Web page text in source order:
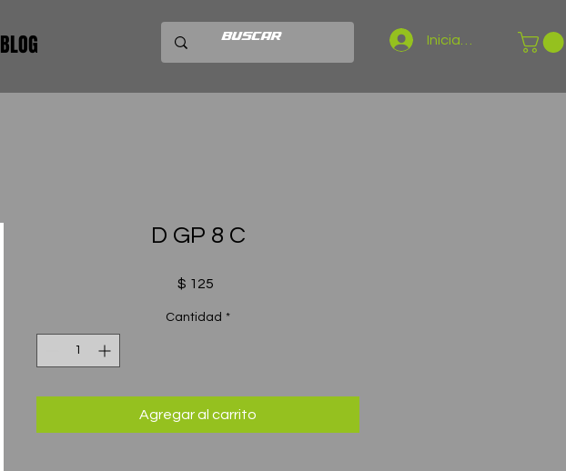
BLOG Iniciar sesión
D GP 8 C
$ 125
Cantidad *
Agregar al carrito